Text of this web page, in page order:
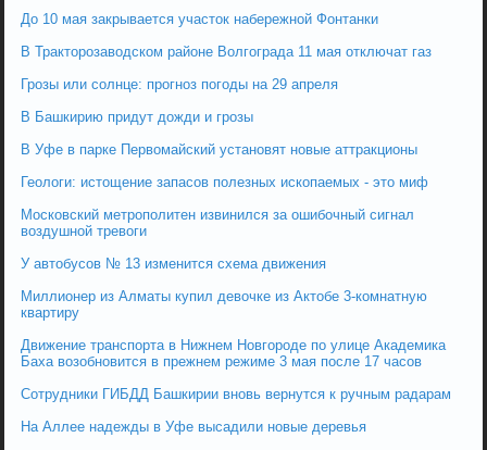
До 10 мая закрывается участок набережной Фонтанки
В Тракторозаводском районе Волгограда 11 мая отключат газ
Грозы или солнце: прогноз погоды на 29 апреля
В Башкирию придут дожди и грозы
В Уфе в парке Первомайский установят новые аттракционы
Геологи: истощение запасов полезных ископаемых - это миф
Московский метрополитен извинился за ошибочный сигнал
воздушной тревоги
У автобусов № 13 изменится схема движения
Миллионер из Алматы купил девочке из Актобе 3-комнатную
квартиру
Движение транспорта в Нижнем Новгороде по улице Академика
Баха возобновится в прежнем режиме 3 мая после 17 часов
Сотрудники ГИБДД Башкирии вновь вернутся к ручным радарам
На Аллее надежды в Уфе высадили новые деревья